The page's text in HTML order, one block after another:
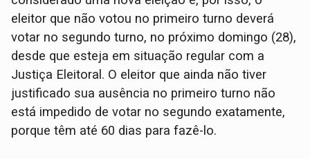
eleitor que não votou no primeiro turno deverá
votar no segundo turno, no próximo domingo (28),
desde que esteja em situação regular com a
Justiça Eleitoral. O eleitor que ainda não tiver
justificado sua ausência no primeiro turno não
está impedido de votar no segundo exatamente,
porque têm até 60 dias para fazê-lo.